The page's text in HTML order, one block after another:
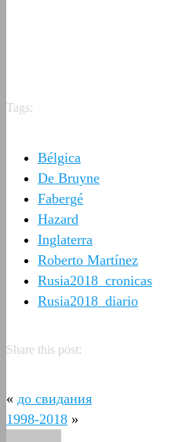
Tags:
Bélgica
De Bruyne
Fabergé
Hazard
Inglaterra
Roberto Martínez
Rusia2018_cronicas
Rusia2018_diario
Share this post:
« до свидания
1998-2018 »